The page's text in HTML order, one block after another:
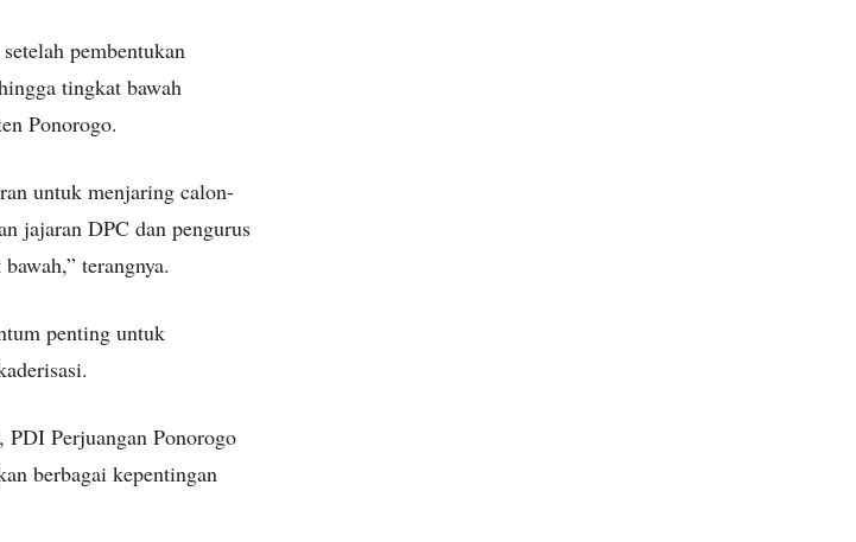
pembentukan
tingkat bawah
Ponorogo.
untuk menjaring calon-
jajaran DPC dan pengurus
terangnya.
penting untuk
Perjuangan Ponorogo
berbagai kepentingan